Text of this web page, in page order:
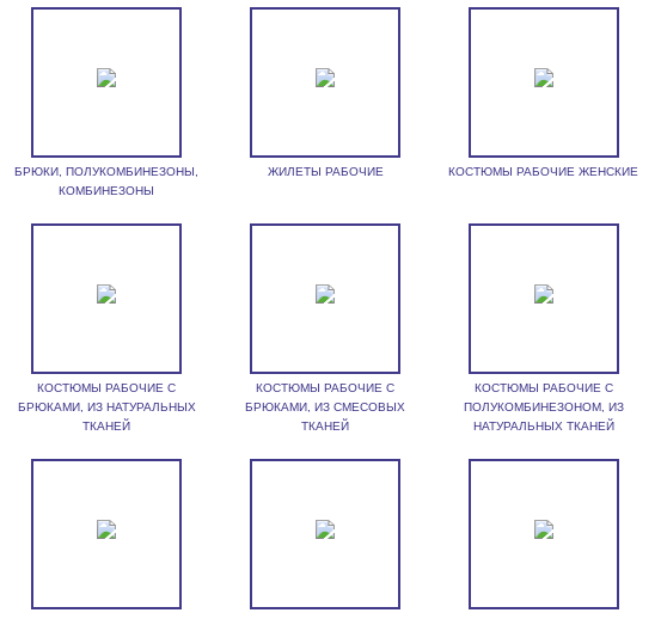
БРЮКИ, ПОЛУКОМБИНЕЗОНЫ,
КОМБИНЕЗОНЫ
ЖИЛЕТЫ РАБОЧИЕ КОСТЮМЫ РАБОЧИЕ ЖЕНСКИЕ
КОСТЮМЫ РАБОЧИЕ С
БРЮКАМИ, ИЗ НАТУРАЛЬНЫХ
ТКАНЕЙ
КОСТЮМЫ РАБОЧИЕ С
БРЮКАМИ, ИЗ СМЕСОВЫХ
ТКАНЕЙ
КОСТЮМЫ РАБОЧИЕ С
ПОЛУКОМБИНЕЗОНОМ, ИЗ
НАТУРАЛЬНЫХ ТКАНЕЙ